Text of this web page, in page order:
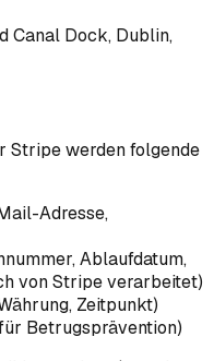
Canal Dock, Dublin,
Stripe werden folgende
Adresse,
Ablaufdatum,
von Stripe verarbeitet)
Zeitpunkt)
Betrugsprävention)